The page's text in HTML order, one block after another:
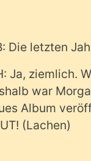
Die letzten
Ja, ziemlich.
war
Album
(Lachen)